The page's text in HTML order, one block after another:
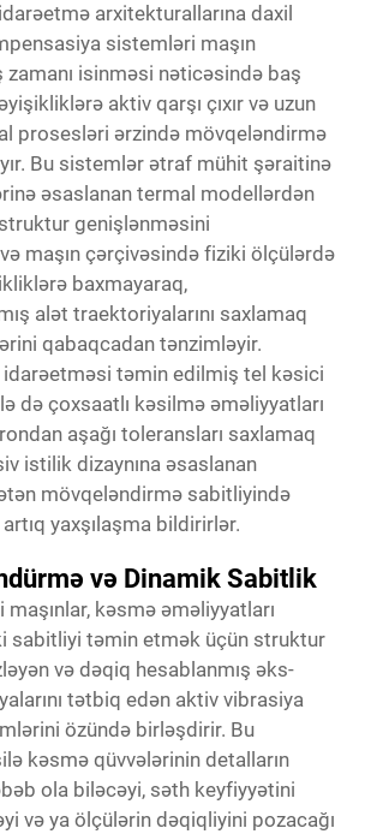
arxitekturallarına daxil
sistemləri maşın
zamanı isinməsi nəticəsində baş
aktiv qarşı çıxır və uzun
prosesləri ərzində mövqeləndirmə
Bu sistemlər ətraf mühit şəraitinə
əsaslanan termal modellərdən
genişlənməsini
maşın çərçivəsində fiziki ölçülərdə
baxmayaraq,
alət traektoriyalarını saxlamaq
qabaqcadan tənzimləyir.
təmin edilmiş tel kəsici
də çoxsaatlı kəsilmə əməliyyatları
aşağı toleransları saxlamaq
istilik dizaynına əsaslanan
mövqeləndirmə sabitliyində
yaxşılaşma bildirirlər.
və Dinamik Sabitlik
kəsmə əməliyyatları
sabitliyi təmin etmək üçün struktur
və dəqiq hesablanmış əks-
tətbiq edən aktiv vibrasiya
özündə birləşdirir. Bu
kəsmə qüvvələrinin detalların
ola biləcəyi, səth keyfiyyətini
və ya ölçülərin dəqiqliyini pozacağı